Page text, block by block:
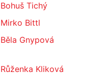
Bohuš Tichý
Mirko Bittl
Běla Gnypová
Růženka Kliková